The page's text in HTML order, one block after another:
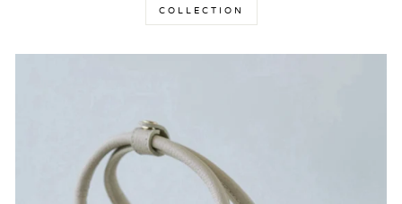
COLLECTION